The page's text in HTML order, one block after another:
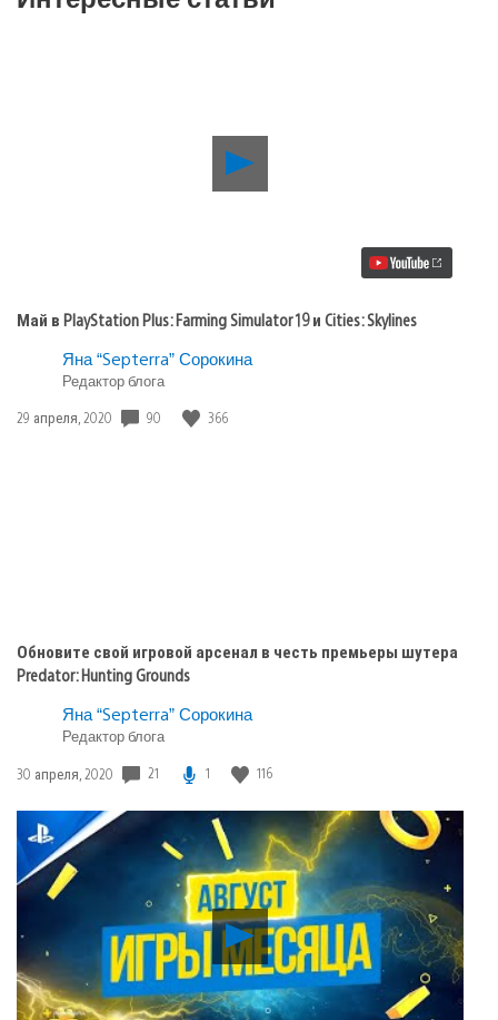
Воспроизвести
Май
19
Май в PlayStation Plus: Farming Simulator 19 и Cities: Skylines
Яна “Septerra” Сорокина
Редактор блога
Дата
29 апреля, 2020 90 366
Обновите свой игровой арсенал в честь премьеры шутера
Predator: Hunting Grounds
Яна “Septerra” Сорокина
Редактор блога
Дата
30 апреля, 2020 21 1 116
Воспроизвести
видео
Август
в
PS